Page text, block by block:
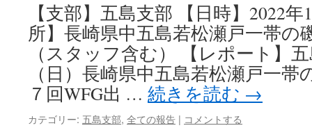
【支部】五島支部 【日時】2022
所】長崎県中五島若松瀬戸一帯の
（スタッフ含む） 【レポート】
（日）長崎県中五島若松瀬戸一
７回WFG出 … 続きを読む →
カテゴリー: 五島支部, 全ての報告 | コメントする